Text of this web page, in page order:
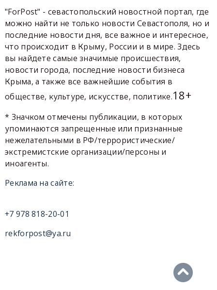
"ForPost" - севастопольский новостной портал, где
можно найти не только новости Севастополя, но и
последние новости дня, все важное и интересное,
что происходит в Крыму, России и в мире. Здесь
вы найдете самые значимые происшествия,
новости города, последние новости бизнеса
Крыма, а также все важнейшие события в
обществе, культуре, искусстве, политике.18+
* Значком отмечены публикации, в которых
упоминаются запрещенные или признанные
нежелательными в РФ/террористические/
экстремистские организации/персоны и
иноагенты.
Реклама на сайте:
+7 978 818-20-01
rekforpost@ya.ru